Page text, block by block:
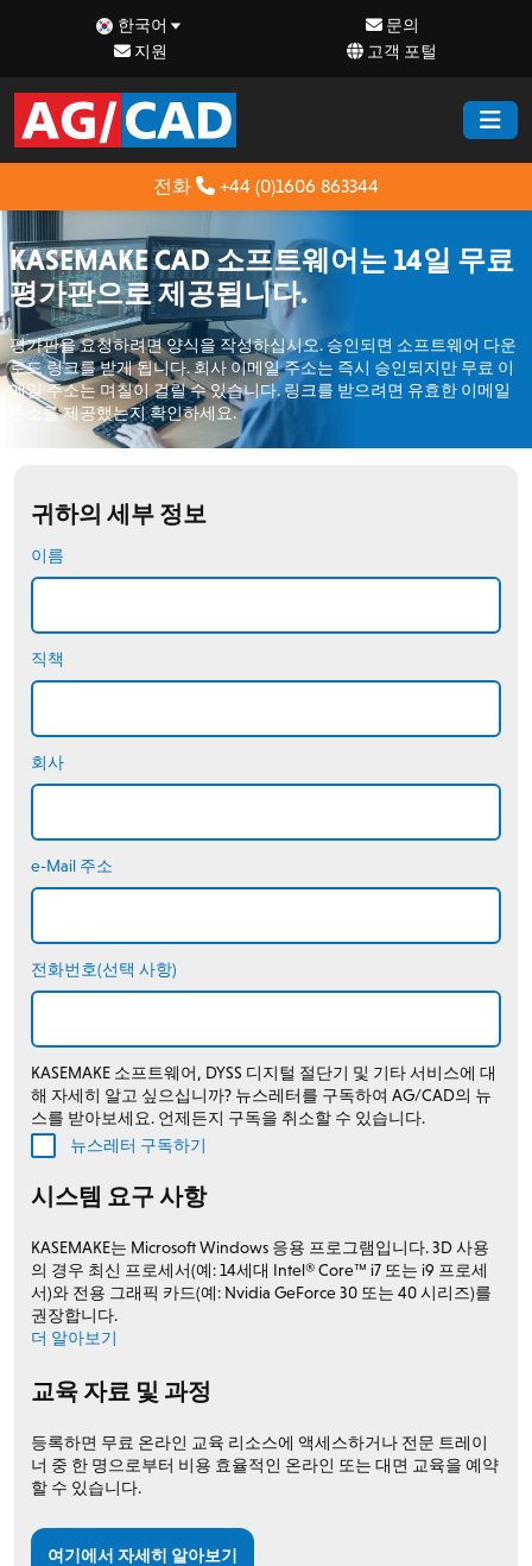
한국어
문의
지원
고객 포털
전화 +44 (0)1606 863344
KASEMAKE CAD 소프트웨어는 14일 무료
평가판으로 제공됩니다.
평가판을 요청하려면 양식을 작성하십시오. 승인되면 소프트웨어 다운
로드 링크를 받게 됩니다. 회사 이메일 주소는 즉시 승인되지만 무료 이
메일 주소는 며칠이 걸릴 수 있습니다. 링크를 받으려면 유효한 이메일
주소를 제공했는지 확인하세요.
귀하의 세부 정보
이름
직책
회사
e-Mail 주소
전화번호(선택 사항)
KASEMAKE 소프트웨어, DYSS 디지털 절단기 및 기타 서비스에 대
해 자세히 알고 싶으십니까? 뉴스레터를 구독하여 AG/CAD의 뉴
스를 받아보세요. 언제든지 구독을 취소할 수 있습니다.
뉴스레터 구독하기
시스템 요구 사항
KASEMAKE는 Microsoft Windows 응용 프로그램입니다. 3D 사용
의 경우 최신 프로세서(예: 14세대 Intel® Core™ i7 또는 i9 프로세
서)와 전용 그래픽 카드(예: Nvidia GeForce 30 또는 40 시리즈)를
권장합니다.
더 알아보기
교육 자료 및 과정
등록하면 무료 온라인 교육 리소스에 액세스하거나 전문 트레이
너 중 한 명으로부터 비용 효율적인 온라인 또는 대면 교육을 예약
할 수 있습니다.
여기에서 자세히 알아보기